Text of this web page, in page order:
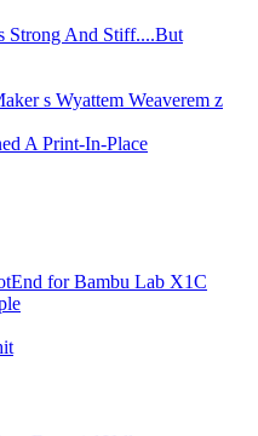
Strong And Stiff....But
s Wyattem Weaverem z
A Print-In-Place
for Bambu Lab X1C